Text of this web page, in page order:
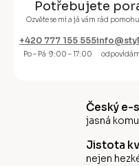
Potřebujete
Ozvěte se mi a já vám rád
+420 777 155 555
Po – Pá 9:00 – 17:00
Český e-
jasná
Jistota
nejen